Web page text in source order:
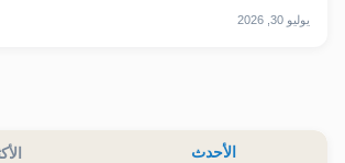
يوليو 30, 2026
الأحدث